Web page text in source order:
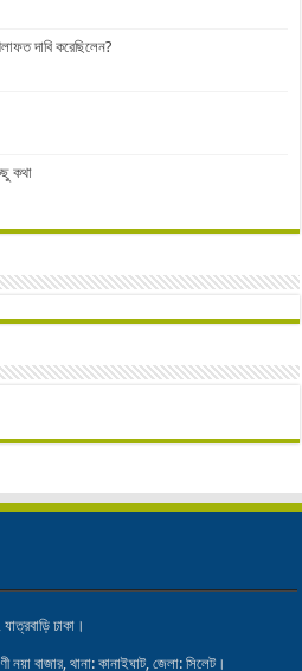
দাবি করেছিলেন?
কথা
ঢাকা।
নয়া বাজার, থানা: কানাইঘাট, জেলা: সিলেট।